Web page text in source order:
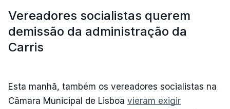
Vereadores socialistas querem
demissão da administração da
Carris
Esta manhã, também os vereadores socialistas na
Câmara Municipal de Lisboa vieram exigir